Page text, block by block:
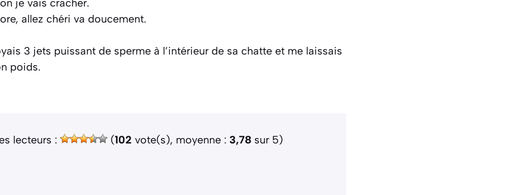
je vais cracher.
allez chéri va doucement.
3 jets puissant de sperme à l’intérieur de sa chatte et me laissais
poids.
lecteurs : (102 vote(s), moyenne : 3,78 sur 5)